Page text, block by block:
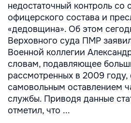
недостаточный контроль со
офицерского состава и
«дедовщина». Об этом
Верховного суда ПМР
Военной коллегии
словам, подавляющее
рассмотренных в 2009 году,
самовольным оставлением
службы. Приводя данные
отметил, что ...